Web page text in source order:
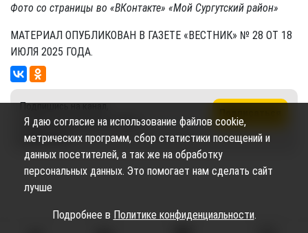
Фото со страницы во «ВКонтакте» «Мой Сургутский район»
МАТЕРИАЛ ОПУБЛИКОВАН В ГАЗЕТЕ «ВЕСТНИК» № 28 ОТ 18
ИЮЛЯ 2025 ГОДА.
Подпишись на канал,
чтобы не пропустить новые
публикации
Я даю согласие на использование файлов cookie,
метрических программ, сбор статистики посещений и
данных посетителей, а так же на обработку
персональных данных. Это помогает нам сделать сайт
лучше
Подробнее в Политике конфиденциальности.